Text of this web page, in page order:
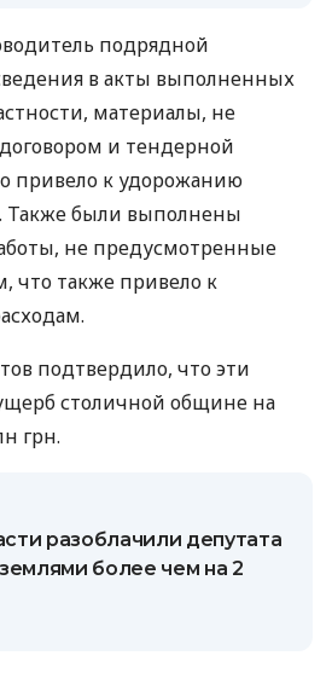
подрядной
в акты выполненных
материалы, не
и тендерной
привело к удорожанию
Также были выполнены
не предусмотренные
что также привело к
подтвердило, что эти
столичной общине на
грн.
разоблачили депутата
более чем на 2